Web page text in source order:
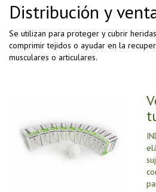
Distribución y
Se utilizan para proteger y cubrir
comprimir tejidos o ayudar en la
musculares o articulares.